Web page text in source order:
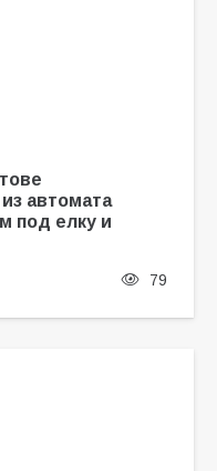
автомата
под елку и
79